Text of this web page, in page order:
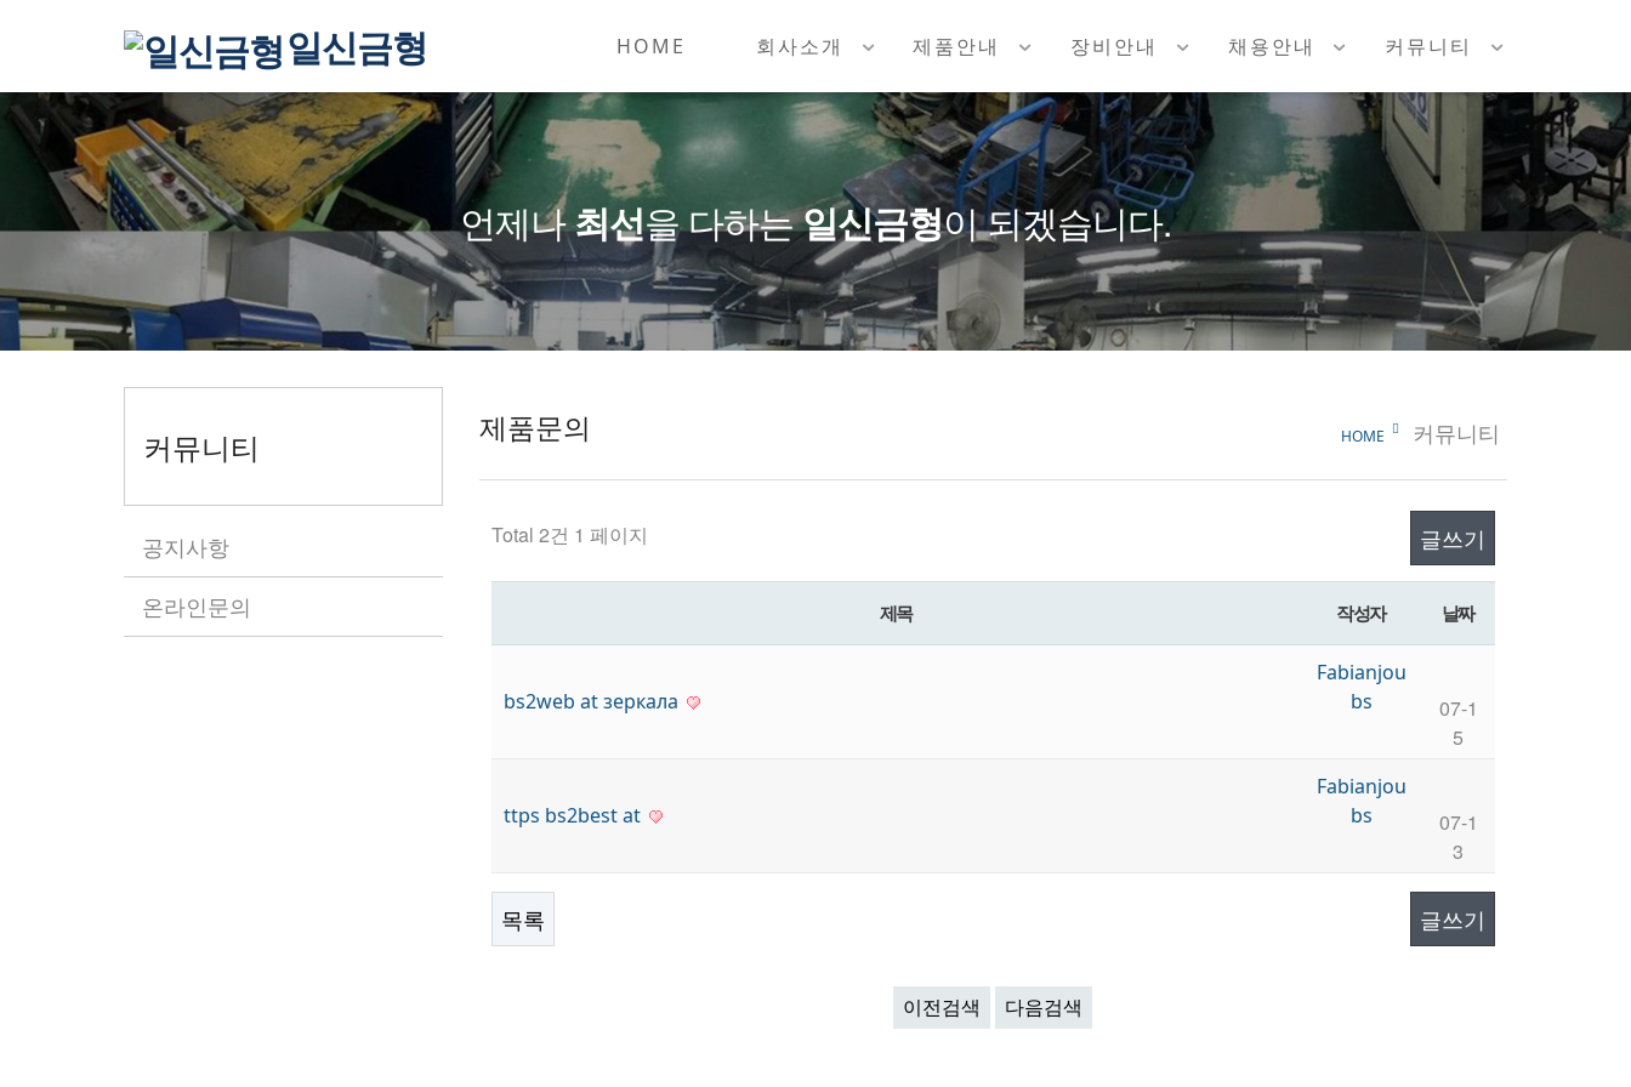
일신금형 HOME 회사소개 제품안내 장비안내 채용안내 커뮤니티
언제나최선을 다하는일신금형이 되겠습니다.
커뮤니티
공지사항
온라인문의
제품문의 HOME 커뮤니티
Total 2건 1 페이지 글쓰기
제목 작성자 날짜
bs2web at зеркала
Fabianjou
bs
07-1
5
ttps bs2best at
Fabianjou
bs
07-1
3
목록 글쓰기
이전검색 다음검색